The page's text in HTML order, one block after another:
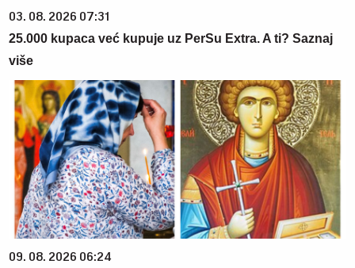
03. 08. 2026 07:31
25.000 kupaca već kupuje uz PerSu Extra. A ti? Saznaj
više
09. 08. 2026 06:24